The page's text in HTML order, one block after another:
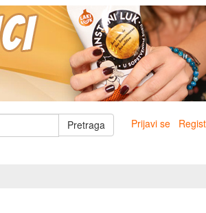
Pretraga
Prijavi se